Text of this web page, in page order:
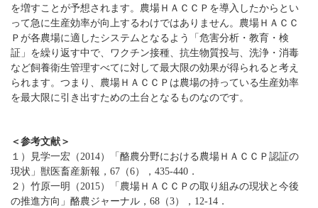
を増すことが予想されます。農場ＨＡＣＣＰを導入したからとい
って急に生産効率が向上するわけではありません。農場ＨＡＣＣ
Ｐが各農場に適したシステムとなるよう「危害分析・教育・検
証」を繰り返す中で、ワクチン接種、抗生物質投与、洗浄・消毒
など飼養衛生管理すべてに対して最大限の効果が得られると考え
られます。つまり、農場ＨＡＣＣＰは農場の持っている生産効率
を最大限に引き出すための土台となるものなのです。
＜参考文献＞
１）見学一宏（2014）「酪農分野における農場ＨＡＣＣＰ認証の
現状」獣医畜産新報，67（6），435-440．
２）竹原一明（2015）「農場ＨＡＣＣＰの取り組みの現状と今後
の推進方向」酪農ジャーナル，68（3），12-14．